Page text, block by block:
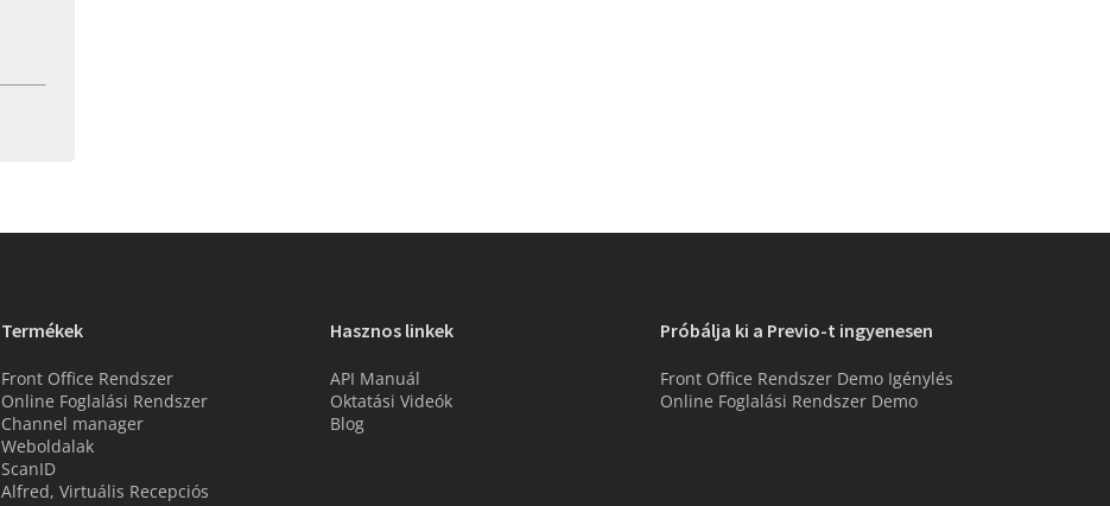
Termékek
Front Office Rendszer
Online Foglalási Rendszer
Channel manager
Weboldalak
ScanID
Alfred, Virtuális Recepciós
Hasznos linkek
API Manuál
Oktatási Videók
Blog
Próbálja ki a Previo-t ingyenesen
Front Office Rendszer Demo Igénylés
Online Foglalási Rendszer Demo